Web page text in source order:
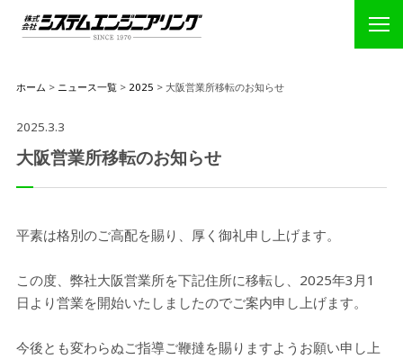
ホーム > ニュース一覧 > 2025 > 大阪営業所移転のお知らせ
2025.3.3
大阪営業所移転のお知らせ
平素は格別のご高配を賜り、厚く御礼申し上げます。
この度、弊社大阪営業所を下記住所に移転し、2025年3月1
日より営業を開始いたしましたのでご案内申し上げます。
今後とも変わらぬご指導ご鞭撻を賜りますようお願い申し上